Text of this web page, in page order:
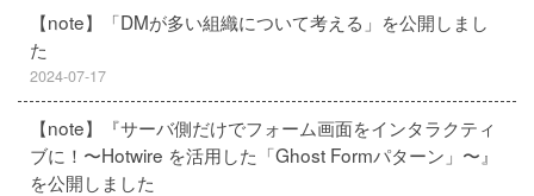
【note】「DMが多い組織について考える」を公開しまし
た
2024-07-17
【note】『サーバ側だけでフォーム画面をインタラクティ
ブに！〜Hotwire を活用した「Ghost Formパターン」〜』
を公開しました